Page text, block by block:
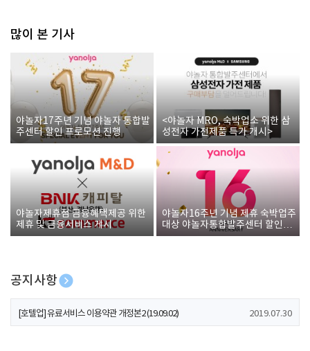
많이 본 기사
야놀자17주년 기념 야놀자 통합발
주센터 할인 프로모션 진행
<야놀자 MRO, 숙박업소 위한 삼
성전자 가전제품 특가 개시>
야놀자제휴점 금융혜택제공 위한
제휴 및 금융서비스 게시
야놀자16주년 기념 제휴 숙박업주
대상 야놀자통합발주센터 할인쿠
폰 증정
공지사항
[호텔업] 개인정보 처리방침 개정본1 (19.09.02)
[호텔업] 유료서비스 이용약관 개정본2 (19.09.02) 2019.07.30